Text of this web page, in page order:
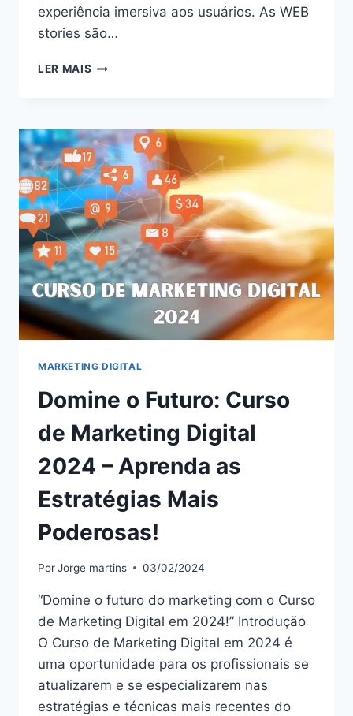
experiência imersiva aos usuários. As WEB
stories são…
LER MAIS DESVENDE
WEB
STORIES:
AUMENTE
O
ENGAJAMENTO
E
CONQUISTE
SEU
PÚBLICO
EM
2024!
MARKETING DIGITAL
Domine o Futuro: Curso
de Marketing Digital
2024 – Aprenda as
Estratégias Mais
Poderosas!
PorJorge martins 03/02/2024
“Domine o futuro do marketing com o Curso
de Marketing Digital em 2024!” Introdução
O Curso de Marketing Digital em 2024 é
uma oportunidade para os profissionais se
atualizarem e se especializarem nas
estratégias e técnicas mais recentes do